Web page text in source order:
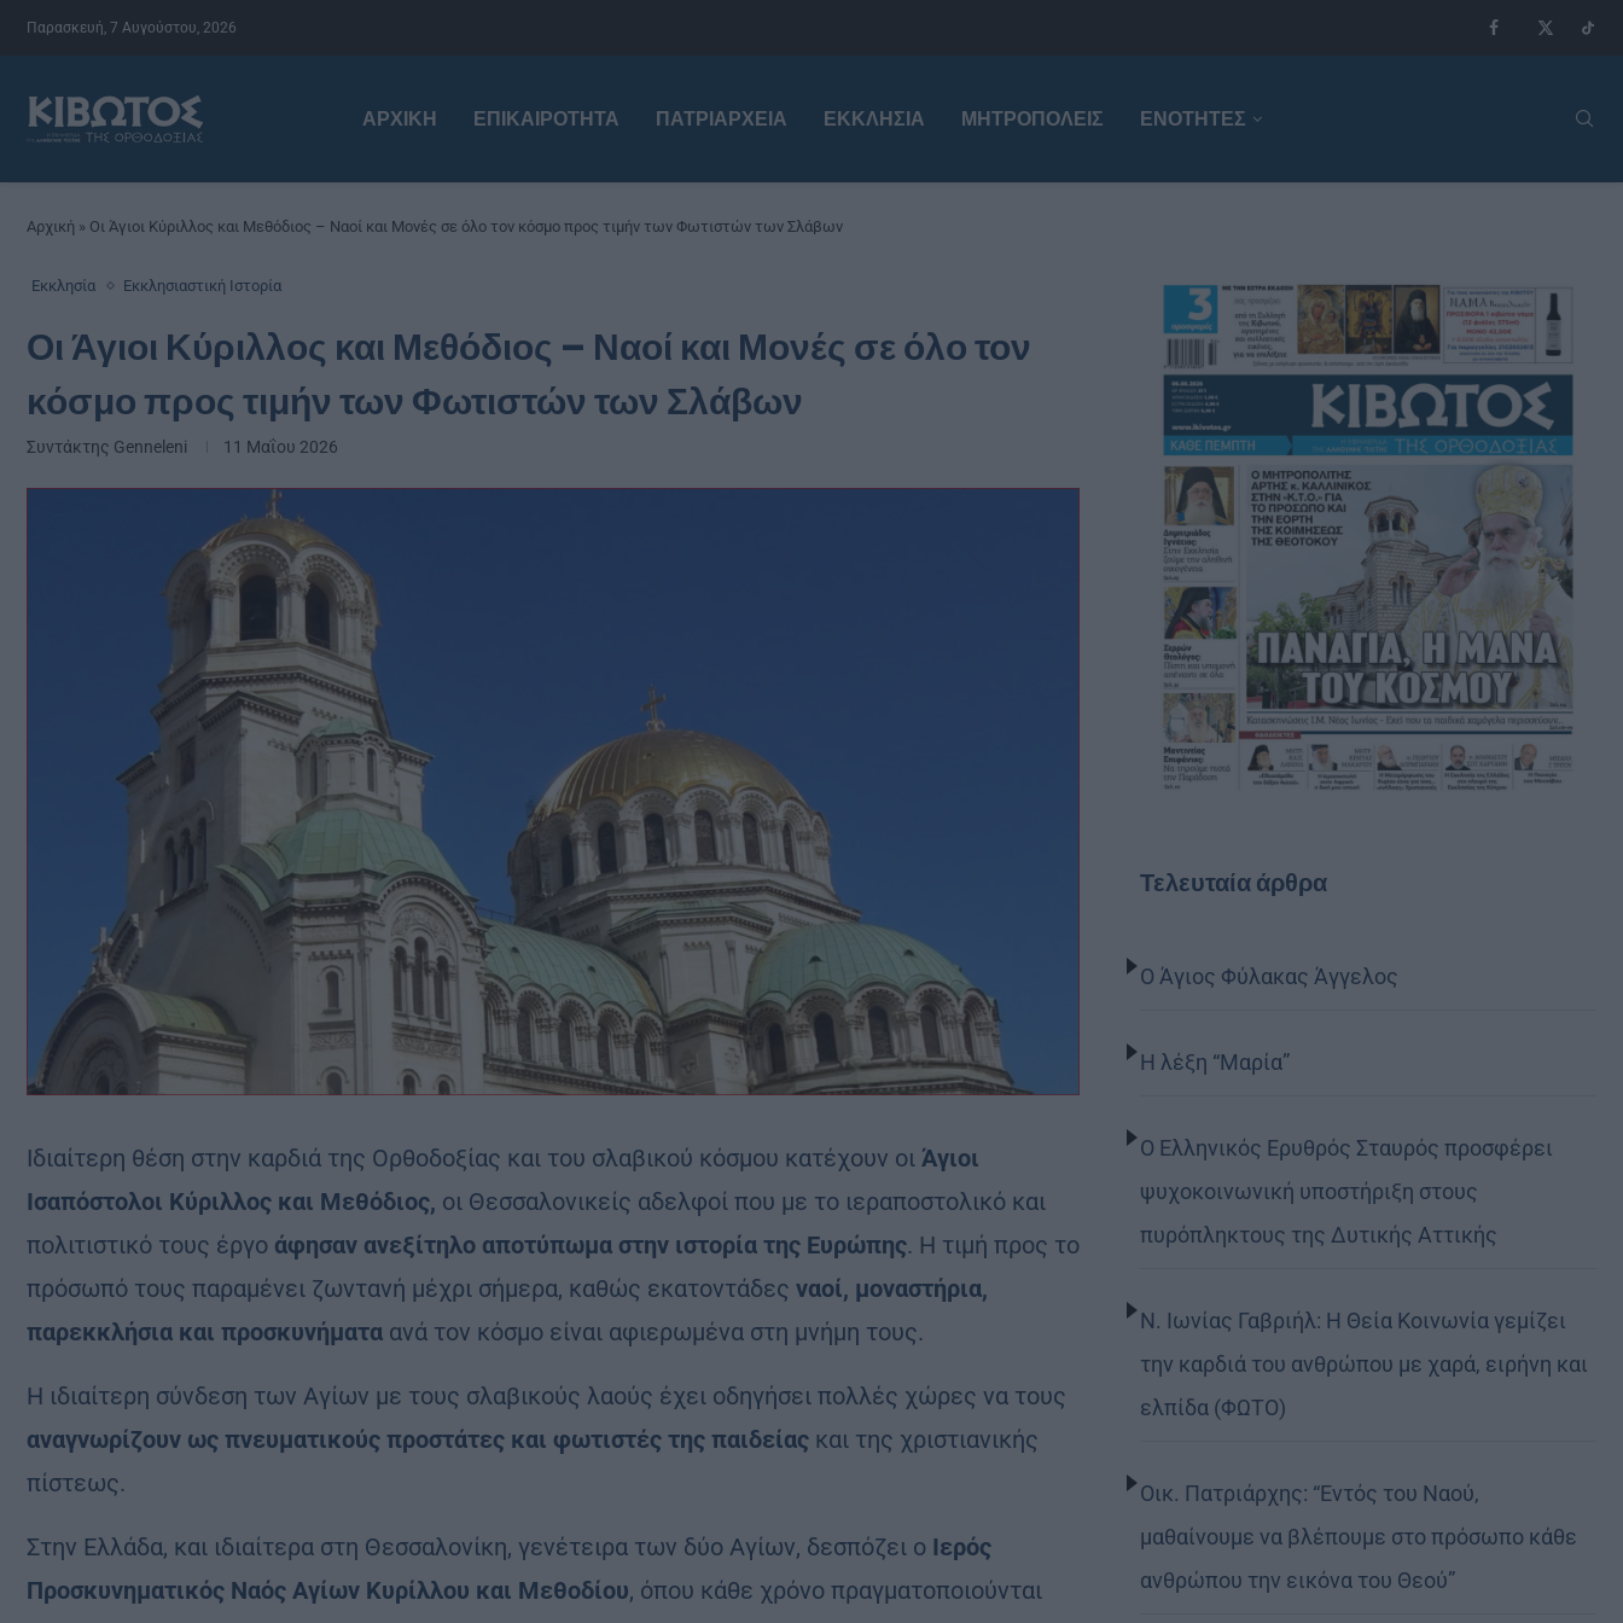
Παρασκευή, 7 Αυγούστου, 2026
ΑΡΧΙΚΉ ΕΠΙΚΑΙΡΌΤΗΤΑ ΠΑΤΡΙΑΡΧΕΊΑ ΕΚΚΛΗΣΊΑ ΜΗΤΡΟΠΌΛΕΙΣ ΕΝΟΤΗΤΕΣ
Αρχική » Οι Άγιοι Κύριλλος και Μεθόδιος – Ναοί και Μονές σε όλο τον κόσμο προς τιμήν των Φωτιστών των Σλάβων
Εκκλησία Εκκλησιαστική Ιστορία
Οι Άγιοι Κύριλλος και Μεθόδιος – Ναοί και Μονές σε όλο τον
κόσμο προς τιμήν των Φωτιστών των Σλάβων
Συντάκτης Genneleni 11 Μαΐου 2026
Ιδιαίτερη θέση στην καρδιά της Ορθοδοξίας και του σλαβικού κόσμου κατέχουν οι Άγιοι
Ισαπόστολοι Κύριλλος και Μεθόδιος, οι Θεσσαλονικείς αδελφοί που με το ιεραποστολικό και
πολιτιστικό τους έργο άφησαν ανεξίτηλο αποτύπωμα στην ιστορία της Ευρώπης. Η τιμή προς το
πρόσωπό τους παραμένει ζωντανή μέχρι σήμερα, καθώς εκατοντάδες ναοί, μοναστήρια,
παρεκκλήσια και προσκυνήματα ανά τον κόσμο είναι αφιερωμένα στη μνήμη τους.
Η ιδιαίτερη σύνδεση των Αγίων με τους σλαβικούς λαούς έχει οδηγήσει πολλές χώρες να τους
αναγνωρίζουν ως πνευματικούς προστάτες και φωτιστές της παιδείας και της χριστιανικής
πίστεως.
Στην Ελλάδα, και ιδιαίτερα στη Θεσσαλονίκη, γενέτειρα των δύο Αγίων, δεσπόζει ο Ιερός
Προσκυνηματικός Ναός Αγίων Κυρίλλου και Μεθοδίου, όπου κάθε χρόνο πραγματοποιούνται
Τελευταία άρθρα
Ο Άγιος Φύλακας Άγγελος
Η λέξη “Μαρία”
Ο Ελληνικός Ερυθρός Σταυρός προσφέρει
ψυχοκοινωνική υποστήριξη στους
πυρόπληκτους της Δυτικής Αττικής
Ν. Ιωνίας Γαβριήλ: Η Θεία Κοινωνία γεμίζει
την καρδιά του ανθρώπου με χαρά, ειρήνη και
ελπίδα (ΦΩΤΟ)
Οικ. Πατριάρχης: “Εντός του Ναού,
μαθαίνουμε να βλέπουμε στο πρόσωπο κάθε
ανθρώπου την εικόνα του Θεού”